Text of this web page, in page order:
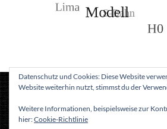
all simple monkeys with
Datenschutz und Cookies: Diese Website
Website weiterhin nutzt, stimmst du der
Weitere Informationen, beispielsweise zur
hier:Cookie-Richtlinie